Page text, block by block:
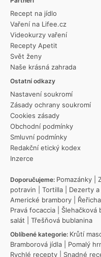
Recept na jídlo
Vaření na Lifee.cz
Videokurzy vaření
Recepty Apetit
Svět ženy
Naše krásná zahrada
Ostatní odkazy
Nastavení soukromí
Zásady ochrany soukromí
Cookies zásady
Obchodní podmínky
Smluvní podmínky
Redakční etický kodex
Inzerce
Doporučujeme: Pomazánky
potravin
Tortilla Dezerty
Americké brambory
Řeřicha
Pravá focaccia
Šlehačková
salát
Třešňová bublanina
Oblíbené kategorie: Krůtí
Bramborová jídla
Pomalý
Rychlé recepty
Snadné